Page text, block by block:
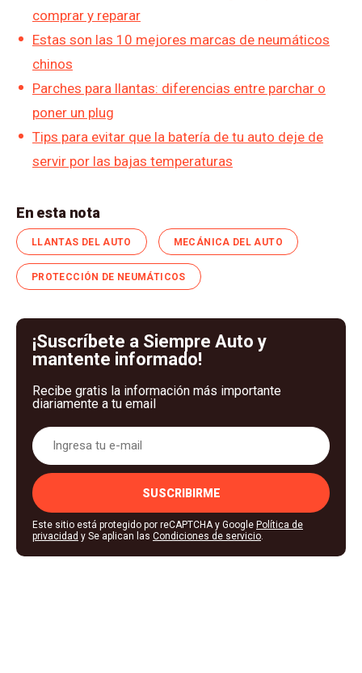
comprar y reparar
Estas son las 10 mejores marcas de neumáticos
chinos
Parches para llantas: diferencias entre parchar o
poner un plug
Tips para evitar que la batería de tu auto deje de
servir por las bajas temperaturas
En esta nota
LLANTAS DEL AUTO MECÁNICA DEL AUTO
PROTECCIÓN DE NEUMÁTICOS
¡Suscríbete a Siempre Auto y
mantente informado!
Recibe gratis la información más importante
diariamente a tu email
SUSCRIBIRME
Este sitio está protegido por reCAPTCHA y Google Política de
privacidad y Se aplican las Condiciones de servicio.